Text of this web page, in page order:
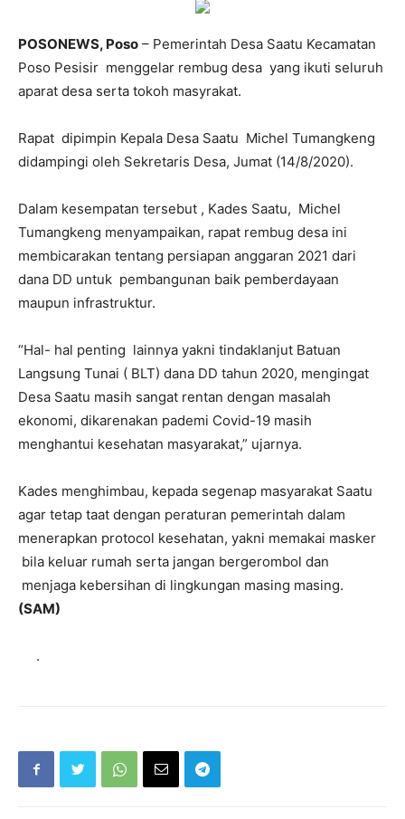
POSONEWS, Poso – Pemerintah Desa Saatu Kecamatan
Poso Pesisir menggelar rembug desa yang ikuti seluruh
aparat desa serta tokoh masyrakat.
Rapat dipimpin Kepala Desa Saatu Michel Tumangkeng
didampingi oleh Sekretaris Desa, Jumat (14/8/2020).
Dalam kesempatan tersebut , Kades Saatu, Michel
Tumangkeng menyampaikan, rapat rembug desa ini
membicarakan tentang persiapan anggaran 2021 dari
dana DD untuk pembangunan baik pemberdayaan
maupun infrastruktur.
“Hal- hal penting lainnya yakni tindaklanjut Batuan
Langsung Tunai ( BLT) dana DD tahun 2020, mengingat
Desa Saatu masih sangat rentan dengan masalah
ekonomi, dikarenakan pademi Covid-19 masih
menghantui kesehatan masyarakat,” ujarnya.
Kades menghimbau, kepada segenap masyarakat Saatu
agar tetap taat dengan peraturan pemerintah dalam
menerapkan protocol kesehatan, yakni memakai masker
bila keluar rumah serta jangan bergerombol dan
menjaga kebersihan di lingkungan masing masing.
(SAM)
.